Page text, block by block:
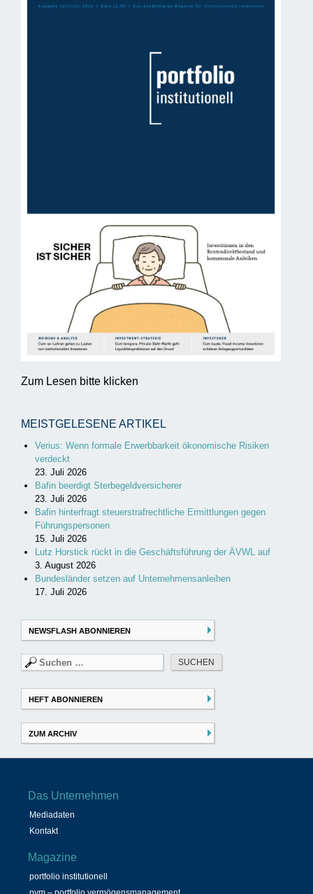
Zum Lesen bitte klicken
MEISTGELESENE ARTIKEL
Verius: Wenn formale Erwerbbarkeit ökonomische Risiken
verdeckt
23. Juli 2026
Bafin beerdigt Sterbegeldversicherer
23. Juli 2026
Bafin hinterfragt steuerstrafrechtliche Ermittlungen gegen
Führungspersonen
15. Juli 2026
Lutz Horstick rückt in die Geschäftsführung der ÄVWL auf
3. August 2026
Bundesländer setzen auf Unternehmensanleihen
17. Juli 2026
NEWSFLASH ABONNIEREN
Suchen
nach:
HEFT ABONNIEREN
ZUM ARCHIV
Das Unternehmen
Mediadaten
Kontakt
Magazine
portfolio institutionell